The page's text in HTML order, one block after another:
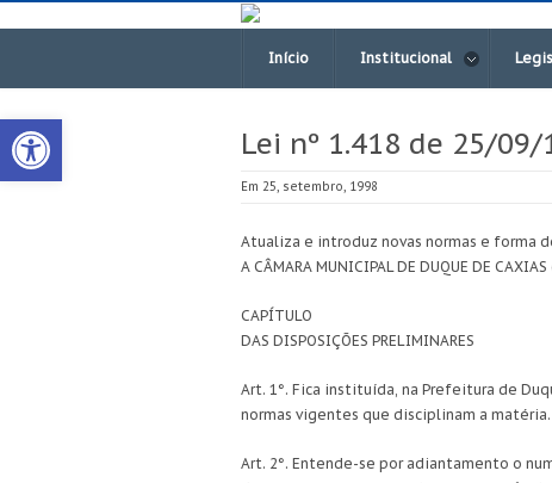
Open toolbar
Início Institucional
Lei nº 1.418 de 25/09/
Em 25, setembro, 1998
Atualiza e introduz novas normas e forma
A CÂMARA MUNICIPAL DE DUQUE DE
CAPÍTULO
DAS DISPOSIÇÕES PRELIMINARES
Art. 1°. Fica instituída, na Prefeitura de
normas vigentes que disciplinam a matéria.
Art. 2°. Entende-se por adiantamento o